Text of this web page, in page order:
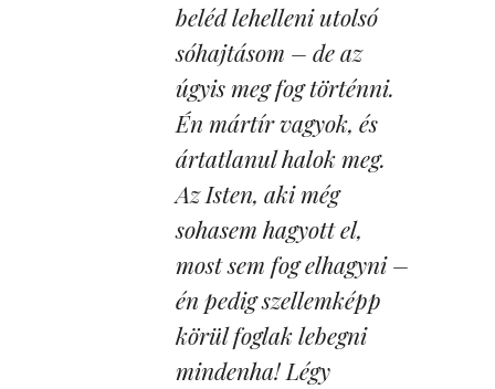
beléd lehelleni utolsó
sóhajtásom – de az
úgyis meg fog történni.
Én mártír vagyok, és
ártatlanul halok meg.
Az Isten, aki még
sohasem hagyott el,
most sem fog elhagyni –
én pedig szellemképp
körül foglak lebegni
mindenha! Légy